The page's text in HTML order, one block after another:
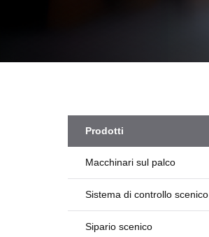
Prodotti
Macchinari sul palco
Sistema di controllo scenico
Sipario scenico